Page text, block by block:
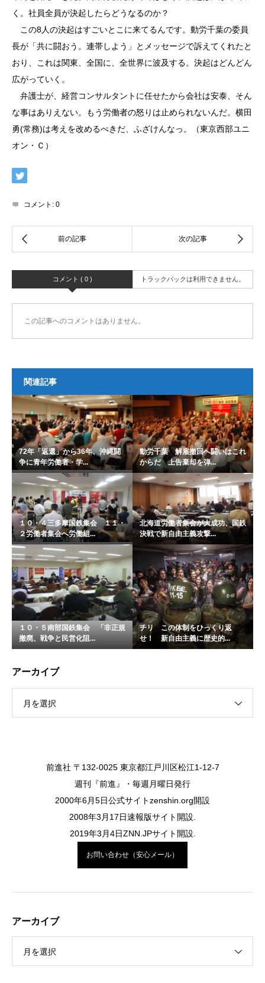
く。社員全員が決起したらどうなるのか？
この8人の決起はすごいとこに来てるんです。動労千葉の委員
長が「共に闘おう。連帯しよう」とメッセージで訴えてくれたと
おり、これは関東、全国に、全世界に波及する。決起はどんどん
広がっていく。
弁護士が、経営コンサルタントに任せたから会社は安泰、そん
な事はありえない。もう労働者の怒りは止められないんだ。横田
勇(常務)は考えを改めるべきだ、ふざけんなっ。（東京西部ユニ
オン・Ｃ）
コメント: 0
コメント ( 0 ) トラックバックは利用できません。
この記事へのコメントはありません。
関連記事
72年「返還」から36年、沖縄闘
争に青年労働者・学...
動労千葉 解雇撤回へ闘いはこれ
からだ 上告棄却を弾...
１０・４三多摩国鉄集会 １１・
２労働者集会へ労働組...
北海道労働者集会が大成功、国鉄
決戦で新自由主義攻撃...
１０・５南部国鉄集会 「非正規
撤廃、戦争と民営化阻...
チリ この体制をひっくり返
せ！ 新自由主義に歴史的...
アーカイブ
月を選択
前進社 〒132-0025 東京都江戸川区松江1-12-7
週刊『前進』・毎週月曜日発行
2000年6月5日公式サイトzenshin.org開設
2008年3月17日速報版サイト開設.
2019年3月4日ZNN.JPサイト開設.
お問い合わせ（安心メール）
アーカイブ
月を選択